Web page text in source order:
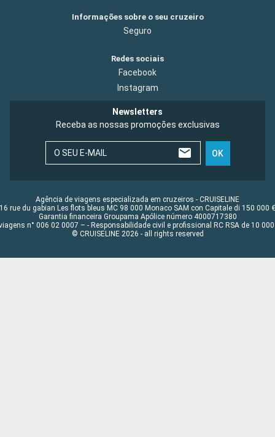
Informações sobre o seu cruzeiro
Seguro
Redes sociais
Facebook
Instagram
Newsletters
Receba as nossas promoções exclusivas
O SEU E-MAIL OK
Agência de viagens especializada em cruzeiros - CRUISELINE
16 rue du gabian Les flots bleus MC 98 000 Monaco SAM con Capitale di 150 000 €
Garantia financeira Groupama Apólice número 4000717380
n° 006 02 0007 – - Responsabilidade civil e profissional RC RSA de 10 000
© CRUISELINE 2026 - all rights reserved